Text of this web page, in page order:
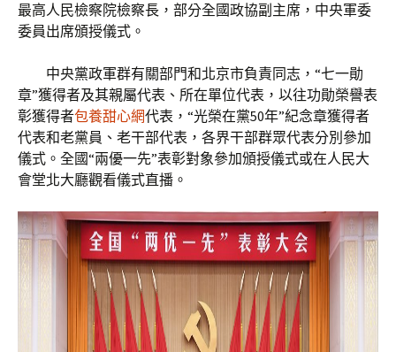
最高人民檢察院檢察長，部分全國政協副主席，中央軍委
委員出席頒授儀式。
中央黨政軍群有關部門和北京市負責同志，“七一勛
章”獲得者及其親屬代表、所在單位代表，以往功勛榮譽表
彰獲得者包養甜心網代表，“光榮在黨50年”紀念章獲得者
代表和老黨員、老干部代表，各界干部群眾代表分別參加
儀式。全國“兩優一先”表彰對象參加頒授儀式或在人民大
會堂北大廳觀看儀式直播。